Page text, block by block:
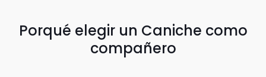
Porqué elegir un Caniche como
compañero